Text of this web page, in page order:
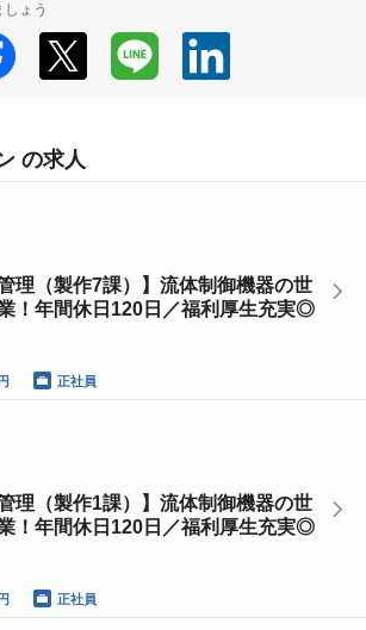
ょう
の求人
理（製作7課）】流体制御機器の世
！年間休日120日／福利厚生充実◎
正社員
理（製作1課）】流体制御機器の世
！年間休日120日／福利厚生充実◎
正社員